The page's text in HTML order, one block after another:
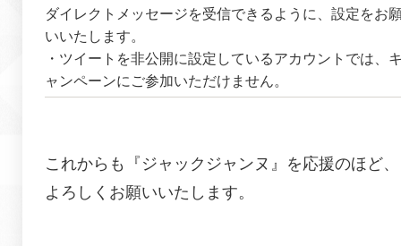
ダイレクトメッセージを受信できるように、設定をお
いいたします。
・ツイートを非公開に設定しているアカウントでは、
ャンペーンにご参加いただけません。
これからも『 ジャックジャンヌ 』を応援のほど、
よろしくお願いいたします。